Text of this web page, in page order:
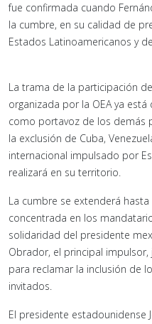
fue confirmada cuando
la cumbre, en su calidad de
Estados Latinoamericanos y
La trama de la participación
organizada por la OEA ya
como portavoz de los demás
la exclusión de Cuba,
internacional impulsado por
realizará en su territorio.
La cumbre se extenderá
concentrada en los
solidaridad del presidente
Obrador, el principal
para reclamar la inclusión de
invitados.
El presidente estadounidense